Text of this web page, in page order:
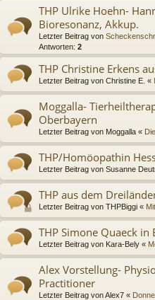
THP Ulrike Hoehn-
Bioresonanz, Akkup.
Letzter Beitrag von
Antworten: 2
THP Christine Erkens
Letzter Beitrag von Christine E. «
Moggalla-
Oberbayern
Letzter Beitrag von Moggalla «
THP/Homöopathin
Letzter Beitrag von Susanne
THP aus dem
Letzter Beitrag von THPBiggi «
THP Simone Quaeck
Letzter Beitrag von Kara-Bely «
Alex Vorstellung-
Practitioner
Letzter Beitrag vonAlex7 «